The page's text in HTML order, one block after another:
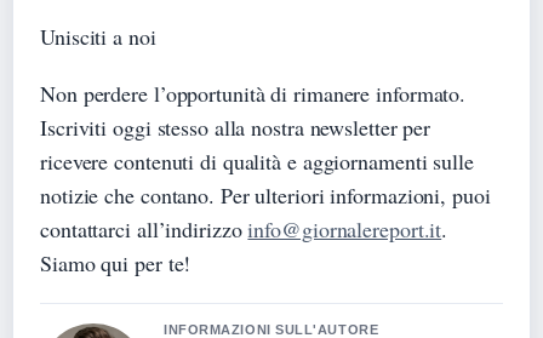
Unisciti a noi
Non perdere l’opportunità di rimanere informato.
Iscriviti oggi stesso alla nostra newsletter per
ricevere contenuti di qualità e aggiornamenti sulle
notizie che contano. Per ulteriori informazioni, puoi
contattarci all’indirizzoinfo@giornalereport.it.
Siamo qui per te!
INFORMAZIONI SULL'AUTORE